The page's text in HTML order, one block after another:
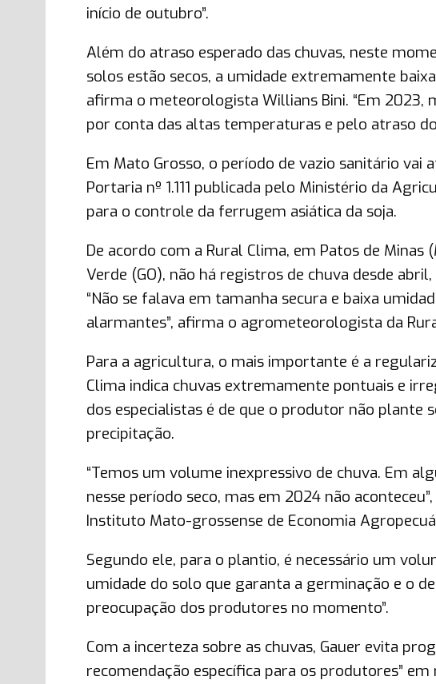
início de outubro”.
Além do atraso esperado das chuvas, neste
solos estão secos, a umidade extremamente
afirma o meteorologista Willians Bini. “Em
por conta das altas temperaturas e pelo atraso
Em Mato Grosso, o período de vazio sanitário
Portaria nº 1.111 publicada pelo Ministério da
para o controle da ferrugem asiática da soja.
De acordo com a Rural Clima, em Patos de Minas
Verde (GO), não há registros de chuva desde
“Não se falava em tamanha secura e baixa
alarmantes”, afirma o agrometeorologista da
Para a agricultura, o mais importante é a
Clima indica chuvas extremamente pontuais e
dos especialistas é de que o produtor não plante
precipitação.
“Temos um volume inexpressivo de chuva. Em
nesse período seco, mas em 2024 não
Instituto Mato-grossense de Economia
Segundo ele, para o plantio, é necessário um
umidade do solo que garanta a germinação e o
preocupação dos produtores no momento”.
Com a incerteza sobre as chuvas, Gauer evita
recomendação específica para os produtores”